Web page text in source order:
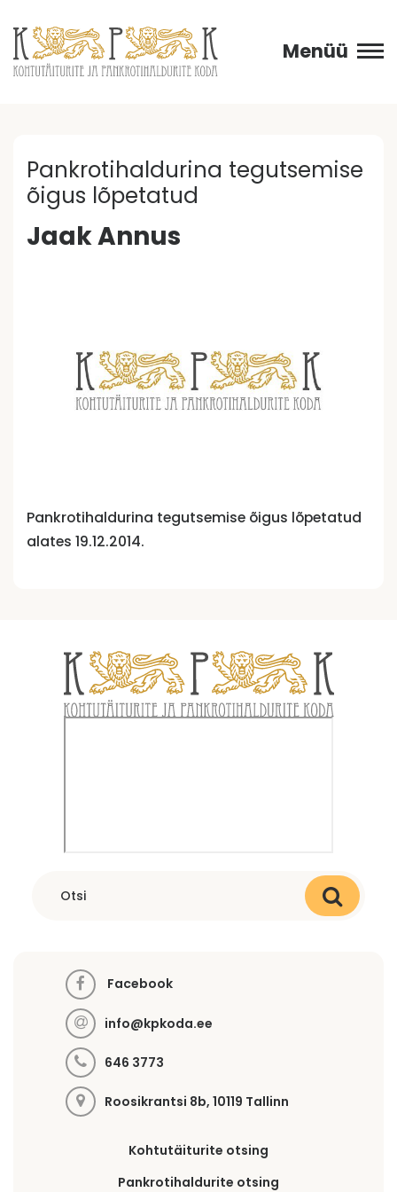
Menüü
Pankrotihaldurina tegutsemise
õigus lõpetatud
Jaak Annus
Pankrotihaldurina tegutsemise õigus lõpetatud
alates 19.12.2014.
Facebook
info@kpkoda.ee
646 3773
Roosikrantsi 8b, 10119 Tallinn
Kohtutäiturite otsing
Pankrotihaldurite otsing